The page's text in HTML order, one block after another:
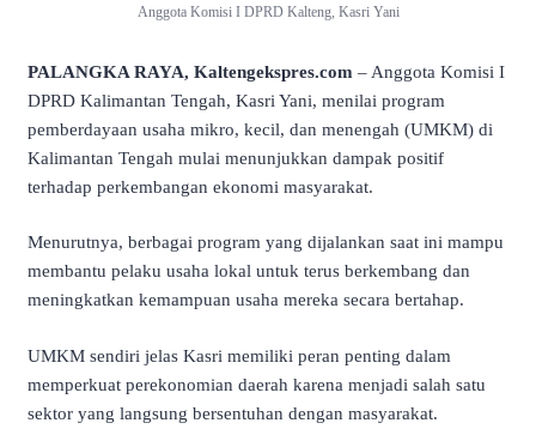
Anggota Komisi I DPRD Kalteng, Kasri Yani
PALANGKA RAYA, Kaltengekspres.com – Anggota Komisi I
DPRD Kalimantan Tengah, Kasri Yani, menilai program
pemberdayaan usaha mikro, kecil, dan menengah (UMKM) di
Kalimantan Tengah mulai menunjukkan dampak positif
terhadap perkembangan ekonomi masyarakat.
Menurutnya, berbagai program yang dijalankan saat ini mampu
membantu pelaku usaha lokal untuk terus berkembang dan
meningkatkan kemampuan usaha mereka secara bertahap.
UMKM sendiri jelas Kasri memiliki peran penting dalam
memperkuat perekonomian daerah karena menjadi salah satu
sektor yang langsung bersentuhan dengan masyarakat.